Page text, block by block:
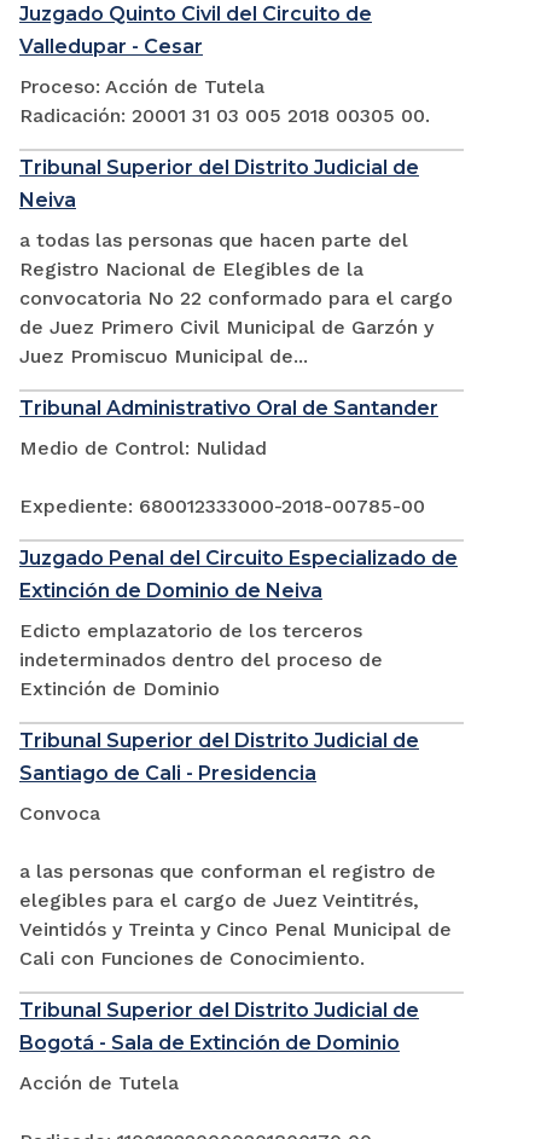
Juzgado Quinto Civil del Circuito de
Valledupar - Cesar
Proceso: Acción de Tutela
Radicación: 20001 31 03 005 2018 00305 00.
Tribunal Superior del Distrito Judicial de
Neiva
a todas las personas que hacen parte del
Registro Nacional de Elegibles de la
convocatoria No 22 conformado para el cargo
de Juez Primero Civil Municipal de Garzón y
Juez Promiscuo Municipal de...
Tribunal Administrativo Oral de Santander
Medio de Control: Nulidad
Expediente: 680012333000-2018-00785-00
Juzgado Penal del Circuito Especializado de
Extinción de Dominio de Neiva
Edicto emplazatorio de los terceros
indeterminados dentro del proceso de
Extinción de Dominio
Tribunal Superior del Distrito Judicial de
Santiago de Cali - Presidencia
Convoca
a las personas que conforman el registro de
elegibles para el cargo de Juez Veintitrés,
Veintidós y Treinta y Cinco Penal Municipal de
Cali con Funciones de Conocimiento.
Tribunal Superior del Distrito Judicial de
Bogotá - Sala de Extinción de Dominio
Acción de Tutela